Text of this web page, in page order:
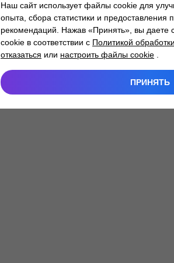
-side exception has occurred while loading
Наш сайт использует файлы cookie для
опыта, сбора статистики и предоставления
рекомендаций. Нажав «Принять», вы даете
cookie в соответствии с Политикой
отказаться или настроить файлы cookie
ПРИНЯТЬ